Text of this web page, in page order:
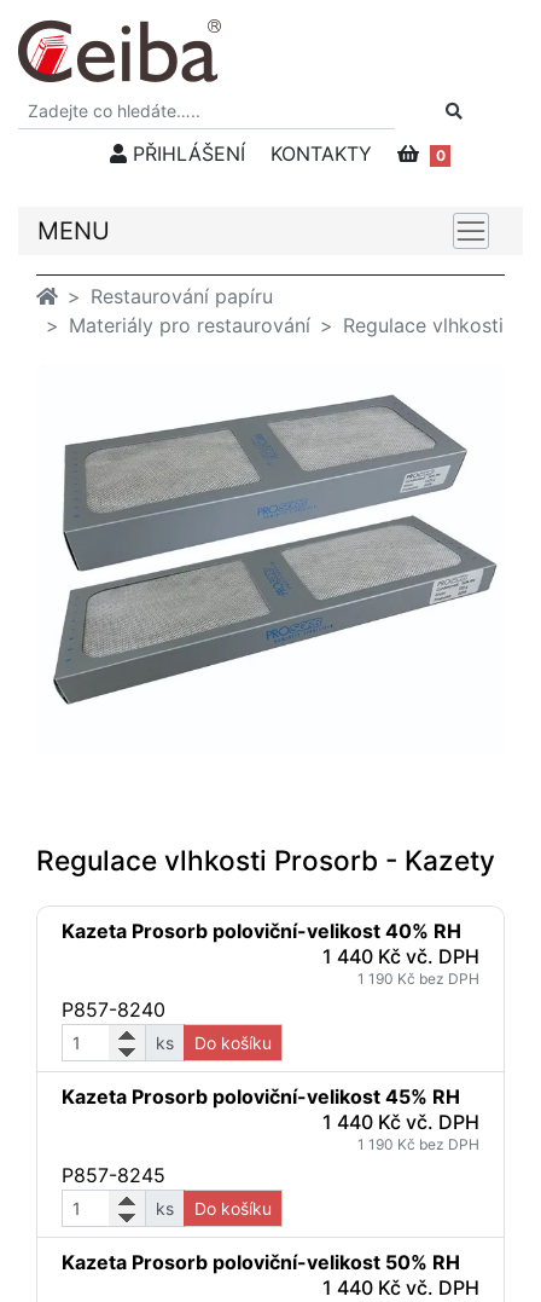
PŘIHLÁŠENÍ KONTAKTY 0
MENU
Restaurování papíru
Materiály pro restaurování
Regulace vlhkosti
Regulace vlhkosti Prosorb - Kazety
Kazeta Prosorb poloviční-velikost 40% RH
1 440 Kč vč. DPH
1 190 Kč bez DPH
P857-8240
ks Do košíku
Kazeta Prosorb poloviční-velikost 45% RH
1 440 Kč vč. DPH
1 190 Kč bez DPH
P857-8245
ks Do košíku
Kazeta Prosorb poloviční-velikost 50% RH
1 440 Kč vč. DPH